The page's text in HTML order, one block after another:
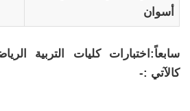
أسوان
سابعاً:اختبارات كليات التربية
كالآتي :-